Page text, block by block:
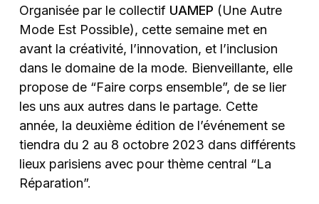
Organisée par le collectif UAMEP (Une Autre
Mode Est Possible), cette semaine met en
avant la créativité, l’innovation, et l’inclusion
dans le domaine de la mode. Bienveillante, elle
propose de “Faire corps ensemble”, de se lier
les uns aux autres dans le partage. Cette
année, la deuxième édition de l’événement se
tiendra du 2 au 8 octobre 2023 dans différents
lieux parisiens avec pour thème central “La
Réparation”.